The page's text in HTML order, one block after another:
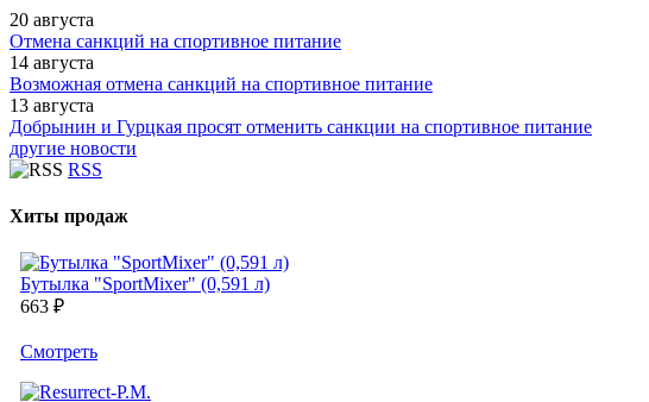
20 августа
Отмена санкций на спортивное питание
14 августа
Возможная отмена санкций на спортивное питание
13 августа
Добрынин и Гурцкая просят отменить санкции на спортивное питание
другие новости
RSS
Хиты продаж
Бутылка "SportMixer" (0,591 л)
663 ₽
Cмотреть